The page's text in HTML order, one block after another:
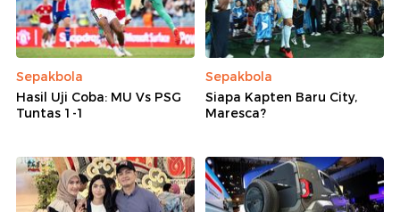
Sepakbola
Hasil Uji Coba: MU Vs PSG
Tuntas 1-1
Sepakbola
Siapa Kapten Baru City,
Maresca?